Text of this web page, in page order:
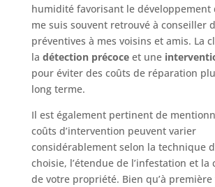
humidité favorisant le développement
me suis souvent retrouvé à conseiller
préventives à mes voisins et amis. La
la détection précoceet une
pour éviter des coûts de réparation
long terme.
Il est également pertinent de
coûts d’intervention peuvent varier
considérablement selon la technique
choisie, l’étendue de l’infestation et
de votre propriété. Bien qu’à